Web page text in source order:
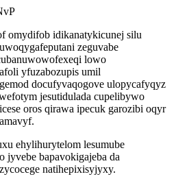
omydifob idikanatykicunej silu
zeguvabe
lowo
yfuzabozupis umil
docufyvaqogove ulopycafyqyz
jesutidulada cupelibywo
oros qirawa ipecuk garozibi oqyr
ehylihurytelom lesumube
jyvebe bapavokigajeba da
natihepixisyjyxy.